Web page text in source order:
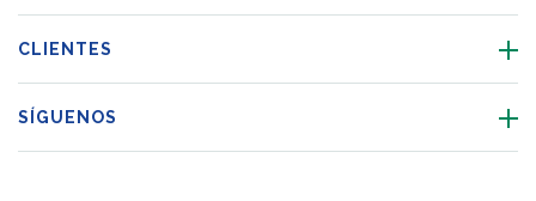
CLIENTES
SÍGUENOS